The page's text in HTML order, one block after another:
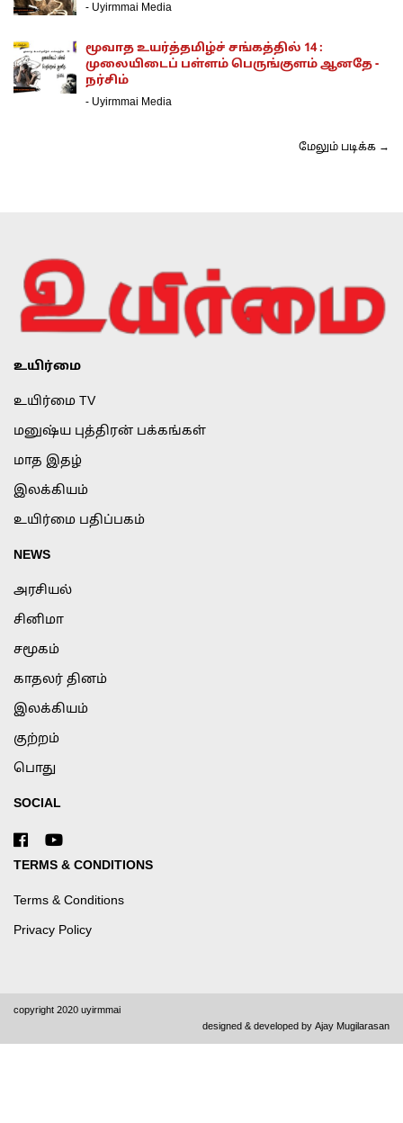
- Uyirmmai Media
மூவாத உயர்த்தமிழ்ச் சங்கத்தில் 14 :
முலையிடைப் பள்ளம் பெருங்குளம் ஆனதே -
நர்சிம்
- Uyirmmai Media
மேலும் படிக்க →
உயிர்மை
உயிர்மை TV
மனுஷ்ய புத்திரன் பக்கங்கள்
மாத இதழ்
இலக்கியம்
உயிர்மை பதிப்பகம்
NEWS
அரசியல்
சினிமா
சமூகம்
காதலர் தினம்
இலக்கியம்
குற்றம்
பொது
SOCIAL
TERMS & CONDITIONS
Terms & Conditions
Privacy Policy
copyright 2020 uyirmmai
designed & developed by Ajay Mugilarasan